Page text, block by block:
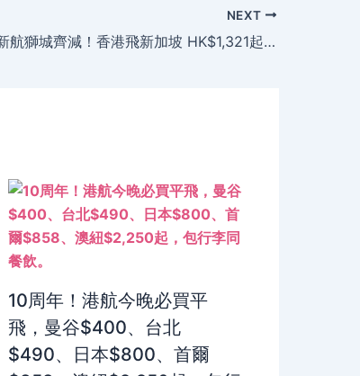
NEXT
國泰新航獅城齊減！香港飛新加坡 HK$1,321起，3月底前出發 – 國泰/新加坡航空
10周年！港航今晚必買平
飛，曼谷$400、台北
$490、日本$800、首爾